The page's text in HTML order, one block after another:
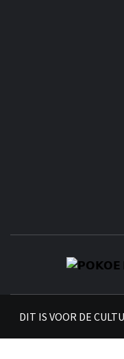
DIT IS VOOR DE